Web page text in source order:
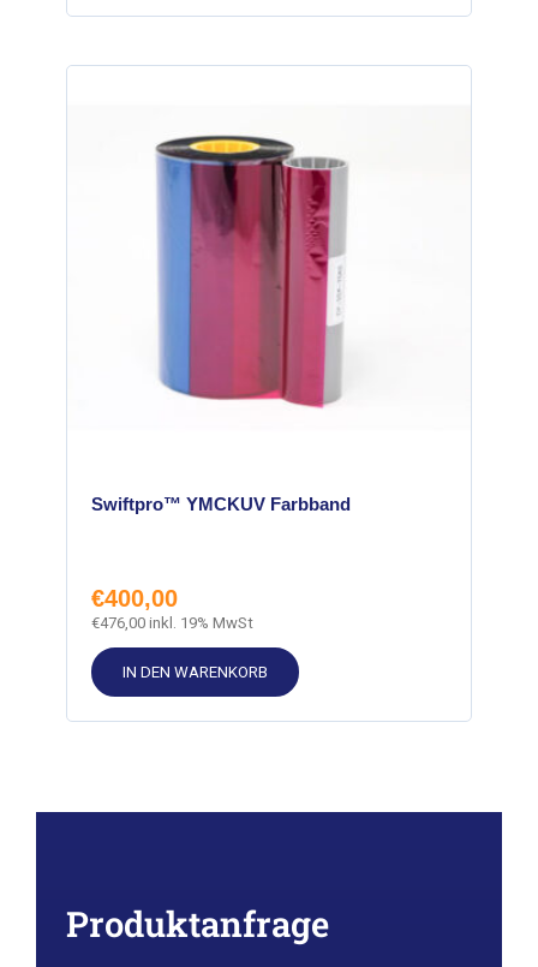
Swiftpro™ YMCKUV Farbband
€400,00
€476,00 inkl. 19% MwSt
IN DEN WARENKORB
Produktanfrage